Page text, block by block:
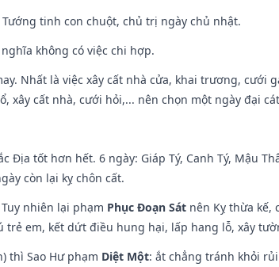
Tướng tinh con chuột, chủ trị ngày chủ nhật.
không có việc chi hợp.
Nhất là việc xây cất nhà cửa, khai trương, cưới
xây cất nhà, cưới hỏi,... nên chọn một ngày đại
Địa tốt hơn hết. 6 ngày: Giáp Tý, Canh Tý, Mậu
còn lại kỵ chôn cất.
nhiên lại phạm Phục Đoạn Sát nên Kỵ thừa kế,
em, kết dứt điều hung hại, lấp hang lỗ, xây
thì Sao Hư phạm Diệt Một: ắt chẳng tránh khỏi